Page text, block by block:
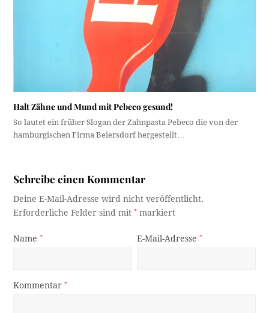
Halt Zähne und Mund mit Pebeco gesund!
So lautet ein früher Slogan der Zahnpasta Pebeco die von der
hamburgischen Firma Beiersdorf hergestellt…
Schreibe einen Kommentar
Deine E-Mail-Adresse wird nicht veröffentlicht.
Erforderliche Felder sind mit* markiert
Name* E-Mail-Adresse*
Kommentar*